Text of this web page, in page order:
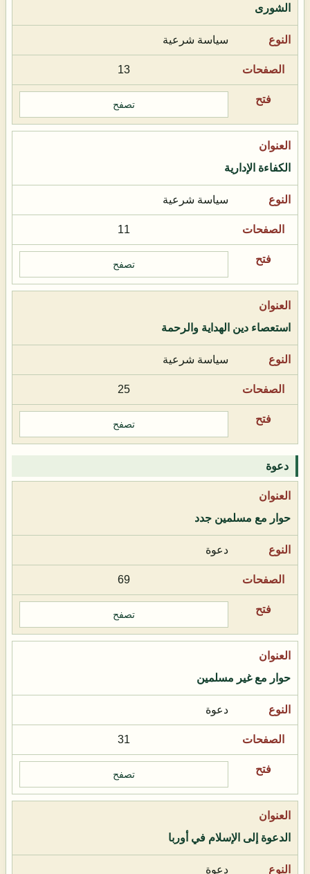
الشورى
سياسة شرعية
13
تصفح
الكفاءة الإدارية
سياسة شرعية
11
تصفح
استعصاء دين الهداية والرحمة
سياسة شرعية
25
تصفح
دعوة
حوار مع مسلمين جدد
دعوة
69
تصفح
حوار مع غير مسلمين
دعوة
31
تصفح
الدعوة إلى الإسلام في أوربا
دعوة